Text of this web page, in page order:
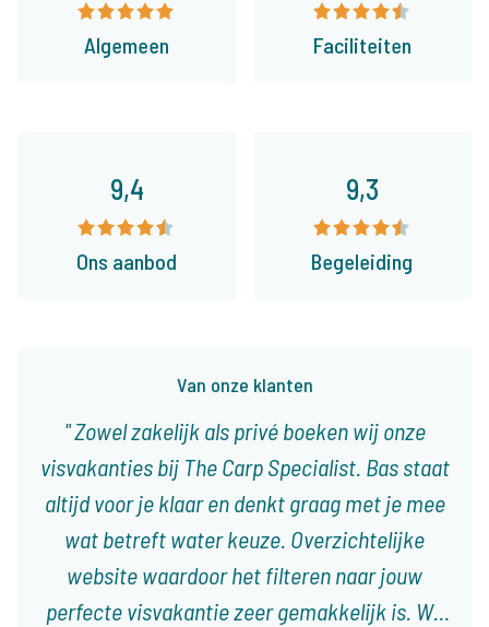
Algemeen Faciliteiten
Van onze klanten
Zowel zakelijk als privé boeken wij onze
visvakanties bij The Carp Specialist. Bas staat
altijd voor je klaar en denkt graag met je mee
wat betreft water keuze. Overzichtelijke
website waardoor het filteren naar jouw
perfecte visvakantie zeer gemakkelijk is. Wij
9,4
Ons aanbod
9,3
Begeleiding